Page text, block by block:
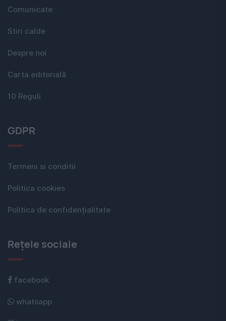
Comunicate
Stiri calde
Despre noi
Carta editorială
10 Reguli
GDPR
Termeni si conditii
Politica cookies
Politica de confidențialitate
Rețele sociale
facebook
whatsapp